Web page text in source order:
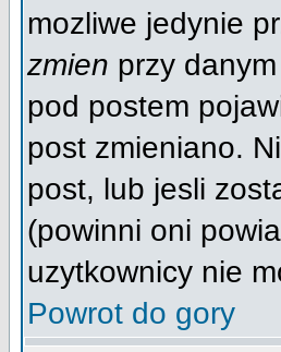
mozliwe jedynie
zmien przy
pod postem
post zmieniano.
post, lub jesli
(powinni oni
uzytkownicy nie
Powrot do gory